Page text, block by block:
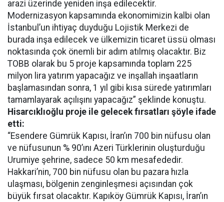
arazi üzerinde yeniden inşa edilecektir.
Modernizasyon kapsamında ekonomimizin kalbi olan
İstanbul’un ihtiyaç duyduğu Lojistik Merkezi de
burada inşa edilecek ve ülkemizin ticaret üssü olması
noktasında çok önemli bir adım atılmış olacaktır. Biz
TOBB olarak bu 5 proje kapsamında toplam 225
milyon lira yatırım yapacağız ve inşallah inşaatların
başlamasından sonra, 1 yıl gibi kısa sürede yatırımları
tamamlayarak açılışını yapacağız” şeklinde konuştu.
Hisarcıklıoğlu proje ile gelecek fırsatları şöyle ifade
etti:
“Esendere Gümrük Kapısı, İran’ın 700 bin nüfusu olan
ve nüfusunun % 90’ını Azeri Türklerinin oluşturduğu
Urumiye şehrine, sadece 50 km mesafededir.
Hakkari’nin, 700 bin nüfusu olan bu pazara hızla
ulaşması, bölgenin zenginleşmesi açısından çok
büyük fırsat olacaktır. Kapıköy Gümrük Kapısı, İran’ın